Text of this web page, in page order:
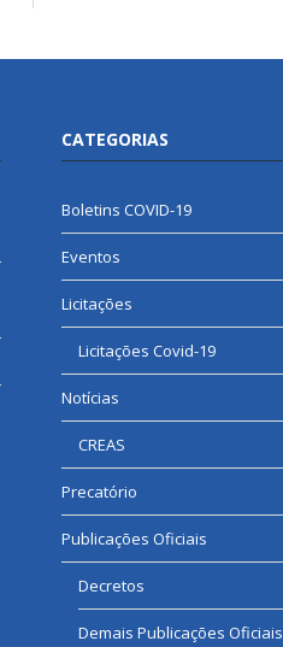
CATEGORIAS
Boletins COVID-19
Eventos
Licitações
Licitações Covid-19
Notícias
CREAS
Precatório
Publicações Oficiais
Decretos
Demais Publicações Oficiais